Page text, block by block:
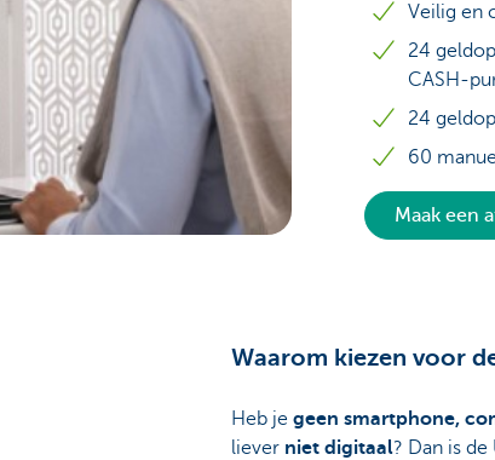
Veilig en
24
CASH-
24
60
Maak een
Waarom kiezen voor
Heb je geen smartphone,
liever niet digitaal? Dan is